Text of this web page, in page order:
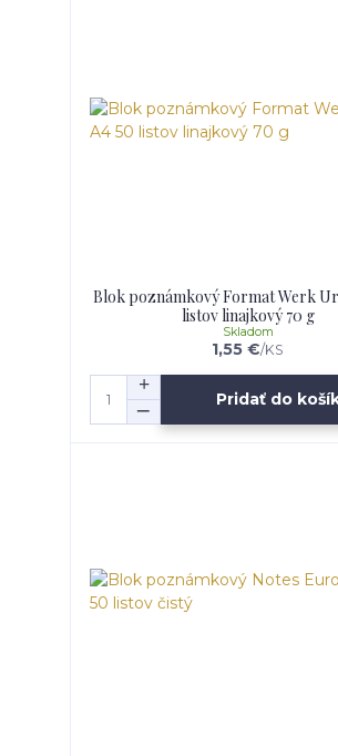
Blok poznámkový Format Werk
listov linajkový 70 g
1,55 €/KS
Skladom
Pridať do